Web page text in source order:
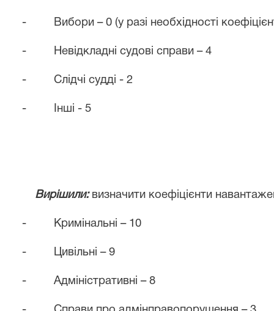
- Вибори – 0 (у разі необхідності
- Невідкладні судові справи – 4
- Слідчі судді - 2
- Інші - 5
Вирішили: визначити коефіцієнти
- Кримінальні – 10
- Цивільні – 9
- Адміністративні – 8